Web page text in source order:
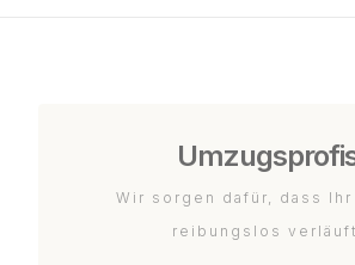
Wir sorgen dafür, dass Ihr
reibungslos verläuft.